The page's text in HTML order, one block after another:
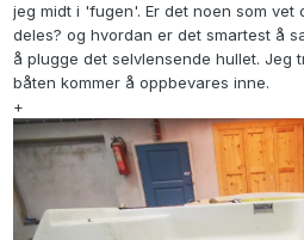
jeg midt i 'fugen'. Er det noen som vet
deles? og hvordan er det smartest å
å plugge det selvlensende hullet. Jeg
båten kommer å oppbevares inne.
+